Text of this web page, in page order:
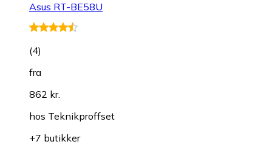
Asus RT-BE58U
(4)
fra
862 kr.
hos Teknikproffset
+7 butikker